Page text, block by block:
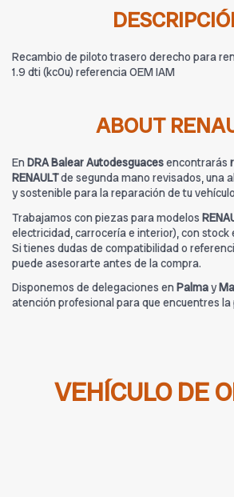
Recambio de piloto trasero derecho para
1.9 dti (kc0u) referencia OEM IAM
ABOUT
En DRA Balear Autodesguacesencontrarás
RENAULTde segunda mano revisados, una
y sostenible para la reparación de tu
Trabajamos con piezas para modelos
electricidad, carrocería e interior), con
Si tienes dudas de compatibilidad o
puede asesorarte antes de la compra.
Disponemos de delegaciones en Palmay
atención profesional para que encuentres la
VEHÍCULO DE